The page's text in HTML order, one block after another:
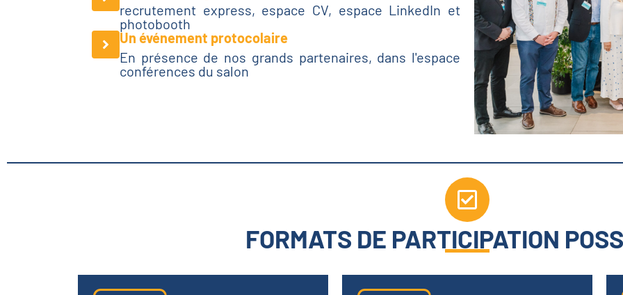
recrutement express, espace CV, espace LinkedIn et
photobooth
Un événement protocolaire
En présence de nos grands partenaires, dans l'espace
conférences du salon
FORMATS DE PARTICIPATION